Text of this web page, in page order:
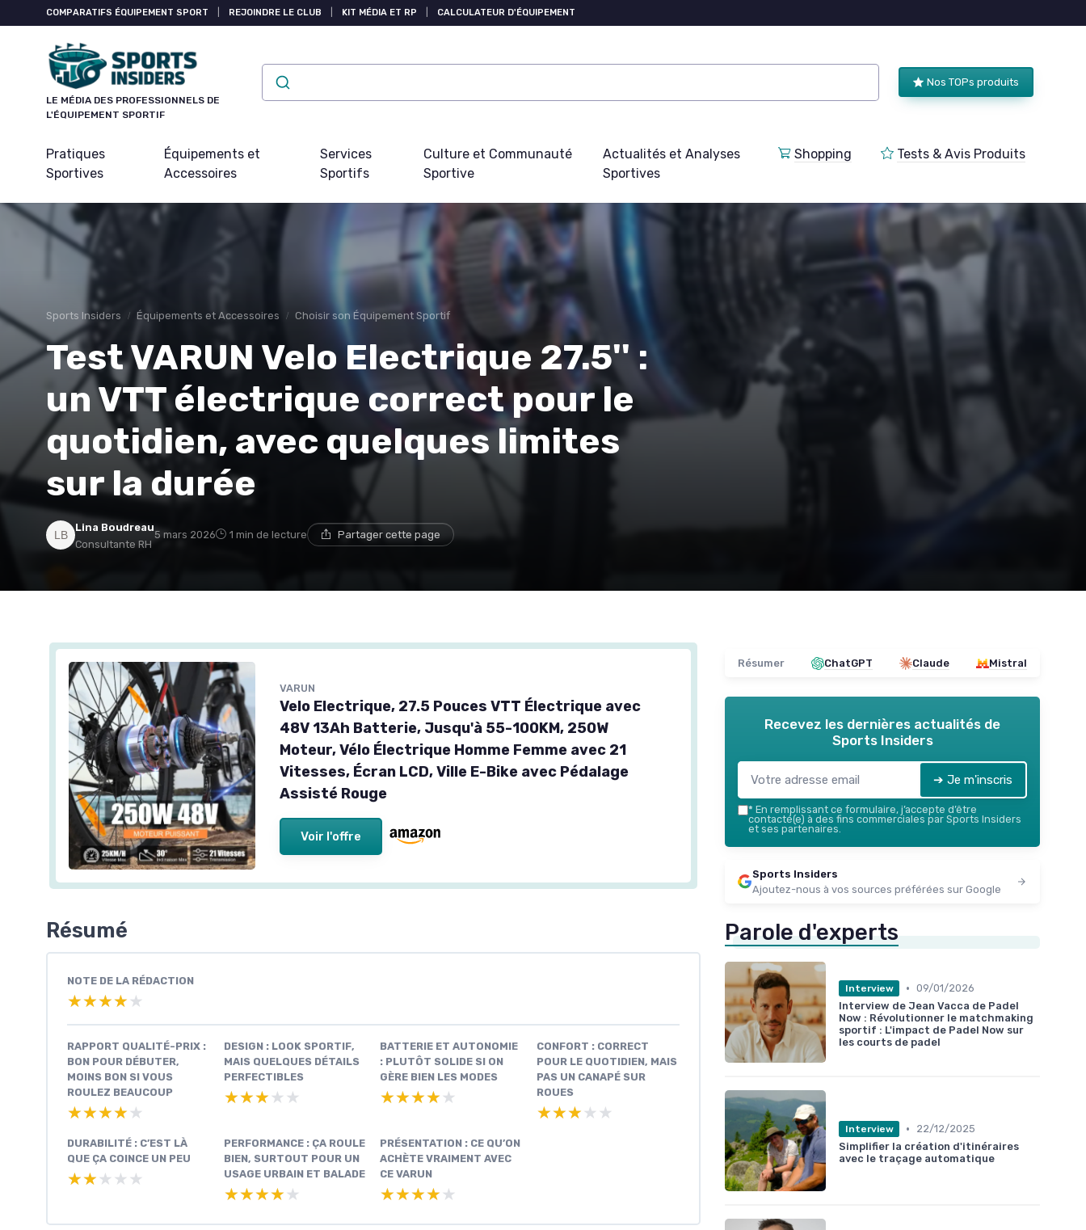
COMPARATIFS ÉQUIPEMENT SPORT REJOINDRE LE CLUB KIT MÉDIA ET RP CALCULATEUR D'ÉQUIPEMENT
LE MÉDIA DES PROFESSIONNELS DE
L'ÉQUIPEMENT SPORTIF
Nos TOPs produits
Pratiques
Sportives
Équipements et
Accessoires
Services
Sportifs
Culture et Communauté
Sportive
Actualités et Analyses
Sportives
Shopping Tests & Avis Produits
Sports Insiders Équipements et Accessoires Choisir son Équipement Sportif
Test VARUN Velo Electrique 27.5'' :
un VTT électrique correct pour le
quotidien, avec quelques limites
sur la durée
Lina Boudreau
Consultante RH
5 mars 2026 1 min de lecture Partager cette page
VARUN
Velo Electrique, 27.5 Pouces VTT Électrique avec
48V 13Ah Batterie, Jusqu'à 55-100KM, 250W
Moteur, Vélo Électrique Homme Femme avec 21
Vitesses, Écran LCD, Ville E-Bike avec Pédalage
Assisté Rouge
Voir l'offre
Résumé
NOTE DE LA RÉDACTION
★★★★★
★★★★★
RAPPORT QUALITÉ-PRIX :
BON POUR DÉBUTER,
MOINS BON SI VOUS
ROULEZ BEAUCOUP
★★★★★
★★★★★
DESIGN : LOOK SPORTIF,
MAIS QUELQUES DÉTAILS
PERFECTIBLES
★★★★★
★★★★★
BATTERIE ET AUTONOMIE
: PLUTÔT SOLIDE SI ON
GÈRE BIEN LES MODES
★★★★★
★★★★★
CONFORT : CORRECT
POUR LE QUOTIDIEN, MAIS
PAS UN CANAPÉ SUR
ROUES
★★★★★
★★★★★
DURABILITÉ : C’EST LÀ
QUE ÇA COINCE UN PEU
★★★★★
★★★★★
PERFORMANCE : ÇA ROULE
BIEN, SURTOUT POUR UN
USAGE URBAIN ET BALADE
★★★★★
★★★★★
PRÉSENTATION : CE QU’ON
ACHÈTE VRAIMENT AVEC
CE VARUN
★★★★★
★★★★★
Résumer ChatGPT Claude Mistral
Recevez les dernières actualités de
Sports Insiders
➔ Je m'inscris
* En remplissant ce formulaire, j’accepte d’être
contacté(e) à des fins commerciales par Sports Insiders
et ses partenaires.
Sports Insiders
Ajoutez-nous à vos sources préférées sur Google
Parole d'experts
Interview • 09/01/2026
Interview de Jean Vacca de Padel
Now : Révolutionner le matchmaking
sportif : L'impact de Padel Now sur
les courts de padel
Interview •
22/12/2025
Simplifier la création d'itinéraires
avec le traçage automatique
Panneau de gestion des cookies